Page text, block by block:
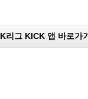
K리그 KICK 앱 바로가기